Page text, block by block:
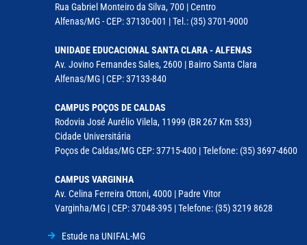
Rua Gabriel Monteiro da Silva, 700 | Centro
Alfenas/MG - CEP: 37130-001 | Tel.: (35) 3701-9000
UNIDADE EDUCACIONAL SANTA CLARA - ALFENAS
Av. Jovino Fernandes Sales, 2600 | Bairro Santa Clara
Alfenas/MG | CEP: 37133-840
CAMPUS POÇOS DE CALDAS
Rodovia José Aurélio Vilela, 11999 (BR 267 Km 533)
Cidade Universitária
Poços de Caldas/MG CEP: 37715-400 | Telefone: (35) 3697-4600
CAMPUS VARGINHA
Av. Celina Ferreira Ottoni, 4000 | Padre Vitor
Varginha/MG | CEP: 37048-395 | Telefone: (35) 3219 8628
Estude na UNIFAL-MG